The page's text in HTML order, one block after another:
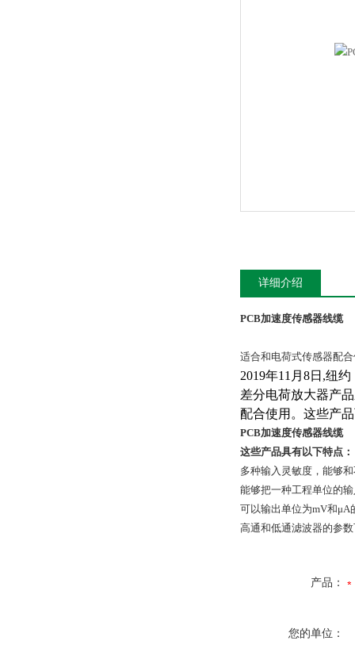
详细介绍
PCB加速度传感器线缆
适合和电荷式传感器配
2019年11月8日,纽
差分电荷放大器产
配合使用。这些产
PCB加速度传感器线缆
这些产品具有以下特点：
多种输入灵敏度，能够
能够把一种工程单位的
可以输出单位为mV和μA
高通和低通滤波器的参
产品：
您的单位：